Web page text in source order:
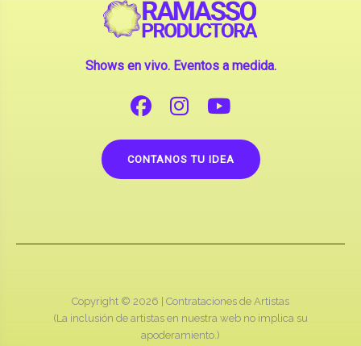
Shows en vivo. Eventos a medida.
CONTANOS TU IDEA
Copyright © 2026 | Contrataciones de Artistas
(La inclusión de artistas en nuestra web no implica su
apoderamiento.)